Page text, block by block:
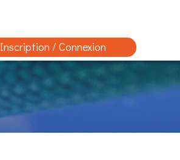
Inscription / Connexion